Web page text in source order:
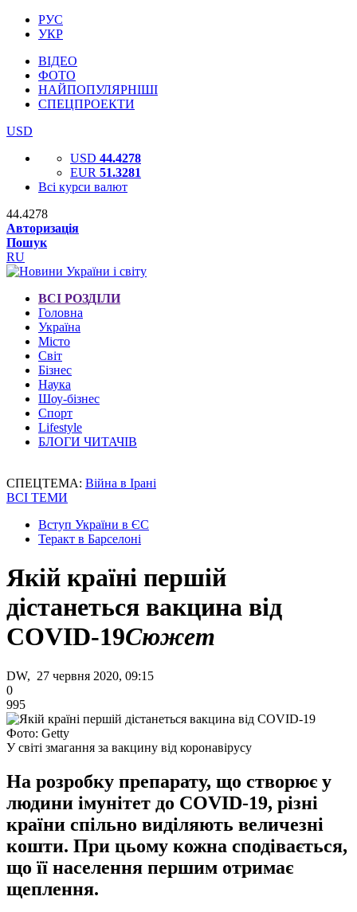
РУС
УКР
ВІДЕО
ФОТО
НАЙПОПУЛЯРНІШІ
СПЕЦПРОЕКТИ
USD
USD 44.4278
EUR 51.3281
Всі курси валют
44.4278
Авторизація
Пошук
RU
ВСІ РОЗДІЛИ
Головна
Україна
Місто
Світ
Бізнес
Наука
Шоу-бізнес
Спорт
Lifestyle
БЛОГИ ЧИТАЧІВ
СПЕЦТЕМА: Війна в Ірані
ВСІ ТЕМИ
Вступ України в ЄС
Теракт в Барселоні
Якій країні першій
дістанеться вакцина від
COVID-19Сюжет
DW, 27 червня 2020, 09:15
0
995
Фото: Getty
У світі змагання за вакцину від коронавірусу
На розробку препарату, що створює у
людини імунітет до COVID-19, різні
країни спільно виділяють величезні
кошти. При цьому кожна сподівається,
що її населення першим отримає
щеплення.